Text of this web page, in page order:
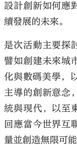
設計創新如何應
續發展的未來。
是次活動主要探
譬如創建未來城
化與數碼美學，
主導的創新意念
統與現代，以至
回應當今世界互
量並創造無限可能